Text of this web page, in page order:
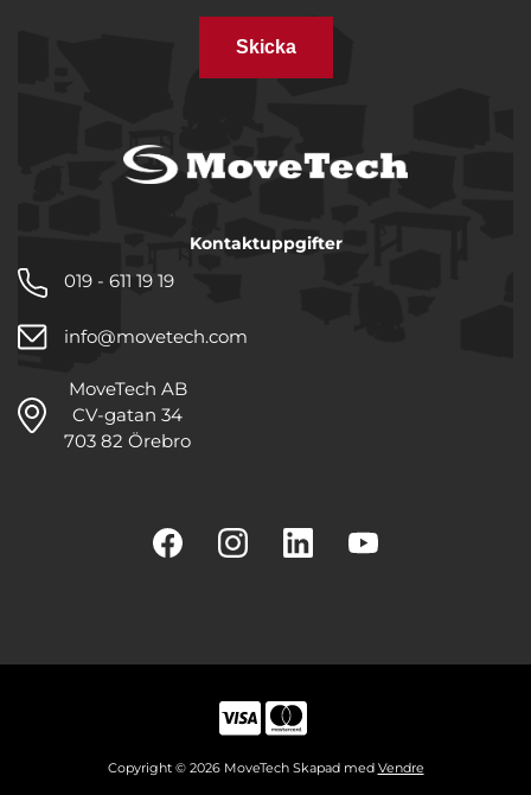
Skicka
Kontaktuppgifter
019 - 611 19 19
info@movetech.com
MoveTech AB
CV-gatan 34
703 82 Örebro
Copyright © 2026 MoveTech Skapad med Vendre